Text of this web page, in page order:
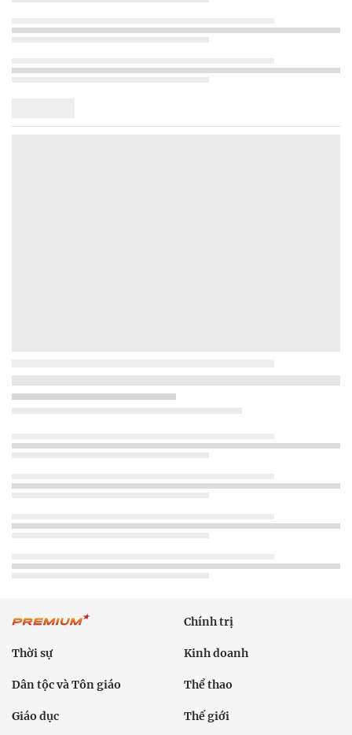
Chính trị
Thời sự Kinh doanh
Dân tộc và Tôn giáo Thể thao
Giáo dục Thế giới